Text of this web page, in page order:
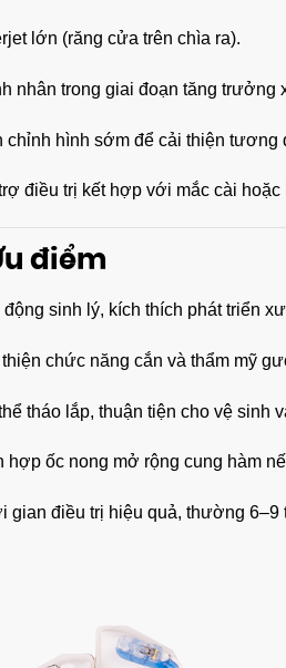
lớn (răng cửa trên chìa ra).
nhân trong giai đoạn tăng trưởng
chỉnh hình sớm để cải thiện tương
điều trị kết hợp với mắc cài hoặc
điểm
động sinh lý, kích thích phát triển
chức năng cắn và thẩm mỹ
tháo lắp, thuận tiện cho vệ sinh
hợp ốc nong mở rộng cung hàm
gian điều trị hiệu quả, thường